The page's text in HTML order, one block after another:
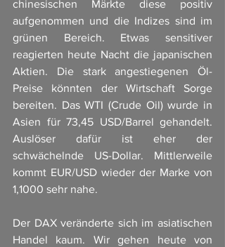
chinesischen Märkte diese positiv
aufgenommen und die Indizes sind im
grünen Bereich. Etwas sensitiver
reagierten heute Nacht die japanischen
Aktien. Die stark angestiegenen Öl-
Preise könnten der Wirtschaft Sorge
bereiten. Das WTI (Crude Oil) wurde in
Asien für 73,45 USD/Barrel gehandelt.
Auslöser dafür ist eher der
schwächelnde US-Dollar. Mittlerweile
kommt EUR/USD wieder der Marke von
1,1000 sehr nahe.
Der DAX veränderte sich im asiatischen
Handel kaum. Wir gehen heute von